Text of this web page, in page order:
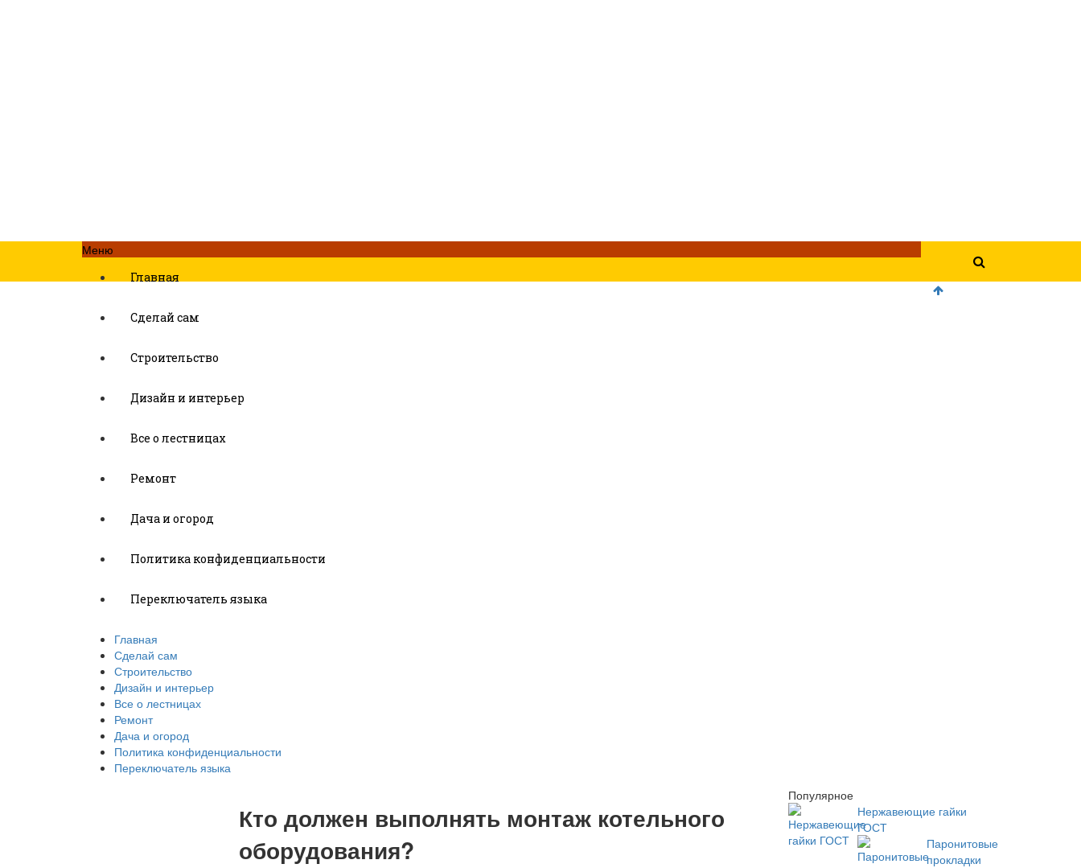
Меню
Главная
Сделай сам
Строительство
Дизайн и интерьер
Все о лестницах
Ремонт
Дача и огород
Политика конфиденциальности
Переключатель языка
Главная
Сделай сам
Строительство
Дизайн и интерьер
Все о лестницах
Ремонт
Дача и огород
Политика конфиденциальности
Переключатель языка
Кто должен выполнять монтаж котельного
оборудования?
Популярное
Нержавеющие гайки
ГОСТ
Паронитовые
прокладки